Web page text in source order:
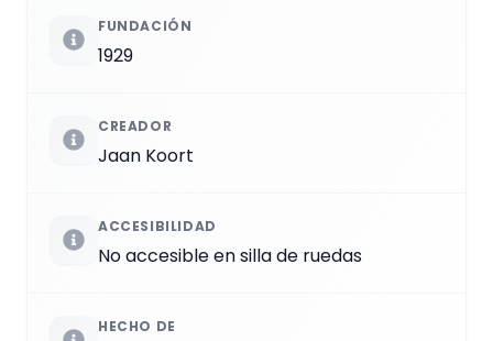
FUNDACIÓN
1929
CREADOR
Jaan Koort
ACCESIBILIDAD
No accesible en silla de ruedas
HECHO DE